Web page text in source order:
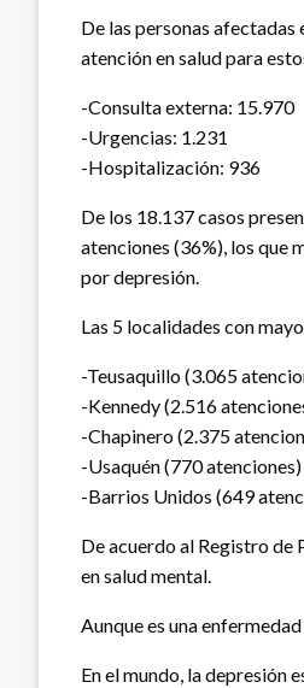
De las personas afectadas
atención en salud para
-Consulta externa: 15.970
-Urgencias: 1.231
-Hospitalización: 936
De los 18.137 casos
atenciones (36%), los que
por depresión.
Las 5 localidades con
-Teusaquillo (3.065
-Kennedy (2.516
-Chapinero (2.375
-Usaquén (770 atenciones)
-Barrios Unidos (649
De acuerdo al Registro de
en salud mental.
Aunque es una
En el mundo, la depresión